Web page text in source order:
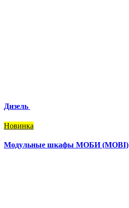
Дизель
Новинка
Модульные шкафы МОБИ (MOBI)